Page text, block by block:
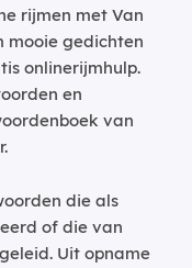
rijmen met Van
mooie gedichten
onlinerijmhulp.
en
van
die als
of die van
Uit opname